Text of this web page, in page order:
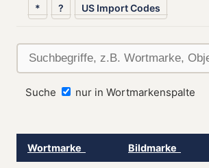
* ? US Import Codes
Suche nur in Wortmarkenspalte
Wortmarke Bildmarke